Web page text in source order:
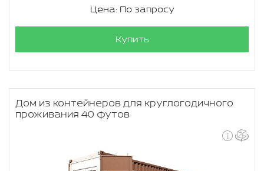
Цена: По запросу
Купить
Дом из контейнеров для круглогодичного
проживания 40 футов